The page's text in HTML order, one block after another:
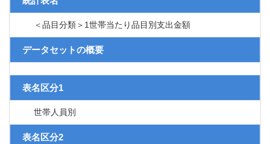
＜品目分類＞1世帯当たり品目別支出金額
データセットの概要
表名区分1
世帯人員別
表名区分2